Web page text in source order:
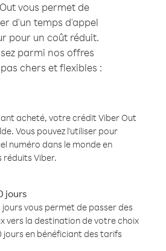
vous permet de
d'un temps d'appel
pour un coût réduit.
parmi nos offres
chers et flexibles :
acheté, votre crédit Viber Out
Vous pouvez l'utiliser pour
numéro dans le monde en
Viber.
jours
vous permet de passer des
vers la destination de votre choix
jours en bénéficiant des tarifs